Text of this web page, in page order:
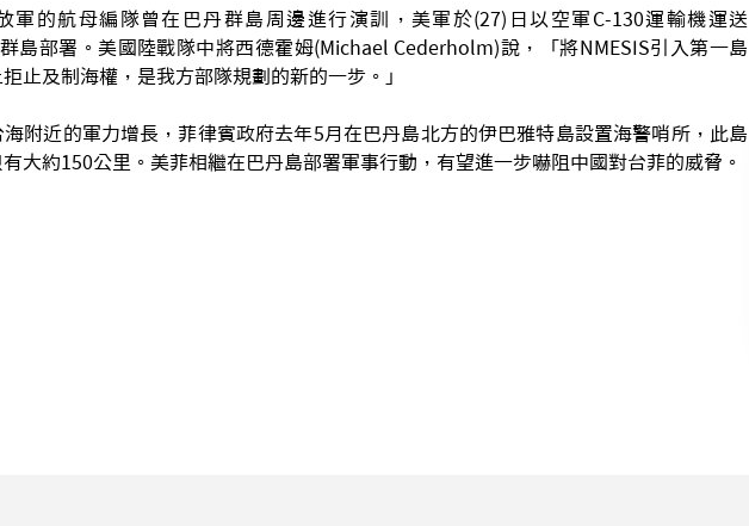
軍的航母編隊曾在巴丹群島周邊進行演訓，美軍於(27)日以空軍C-130運輸機運送
島部署。美國陸戰隊中將西德霍姆(Michael Cederholm)說，「將NMESIS引入第一島
止及制海權，是我方部隊規劃的新的一步。」
附近的軍力增長，菲律賓政府去年5月在巴丹島北方的伊巴雅特島設置海警哨所，此島
大約150公里。美菲相繼在巴丹島部署軍事行動，有望進一步嚇阻中國對台菲的威脅。